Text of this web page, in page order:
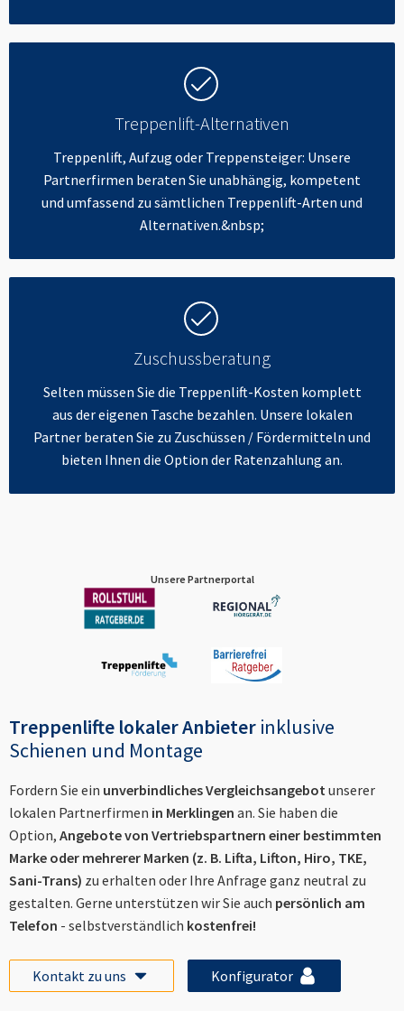
Treppenlift-Alternativen
Treppenlift, Aufzug oder Treppensteiger: Unsere
Partnerfirmen beraten Sie unabhängig, kompetent
und umfassend zu sämtlichen Treppenlift-Arten und
Alternativen.&nbsp;
Zuschussberatung
Selten müssen Sie die Treppenlift-Kosten komplett
aus der eigenen Tasche bezahlen. Unsere lokalen
Partner beraten Sie zu Zuschüssen / Fördermitteln und
bieten Ihnen die Option der Ratenzahlung an.
Unsere Partnerportal
Treppenlifte lokaler Anbieter inklusive
Schienen und Montage
Fordern Sie ein unverbindliches Vergleichsangebotunserer
lokalen Partnerfirmen in Merklingen an. Sie haben die
Option, Angebote von Vertriebspartnern einer bestimmten
Marke oder mehrerer Marken (z. B. Lifta, Lifton, Hiro, TKE,
Sani-Trans) zu erhalten oder Ihre Anfrage ganz neutral zu
gestalten. Gerne unterstützen wir Sie auch persönlich am
Telefon - selbstverständlich kostenfrei!
Kontakt zu uns Konfigurator